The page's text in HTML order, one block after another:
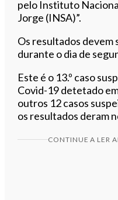
pelo Instituto
Jorge (INSA)”.
Os resultados devem
durante o dia de
Este é o 13.º caso
Covid-19 detetado
outros 12 casos
os resultados deram
CONTINUE A LER